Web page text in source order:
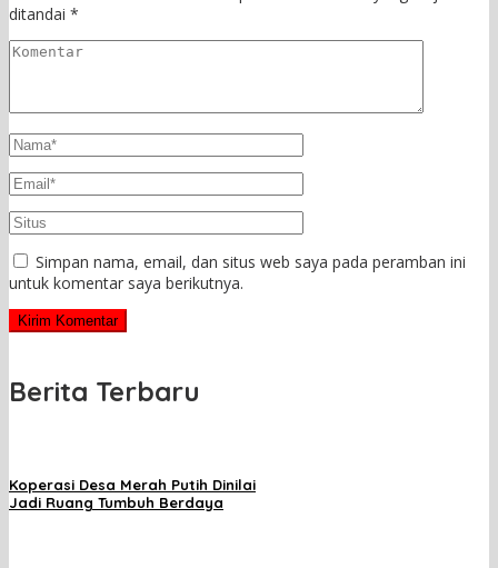
ditandai *
Simpan nama, email, dan situs web saya pada peramban ini
untuk komentar saya berikutnya.
Berita Terbaru
Koperasi Desa Merah Putih Dinilai
Jadi Ruang Tumbuh Berdaya